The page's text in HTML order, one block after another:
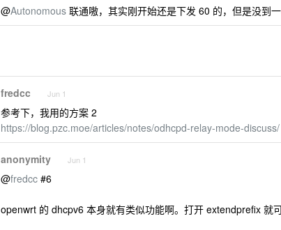
@Autonomous 联通嗷，其实刚开始还是下发 60 的，但是没到
fredcc Jun 1
参考下，我用的方案 2
https://blog.pzc.moe/articles/notes/odhcpd-relay-mode-discuss/
anonymity Jun 1
@fredcc #6
openwrt 的 dhcpv6 本身就有类似功能啊。打开 extendprefix 就